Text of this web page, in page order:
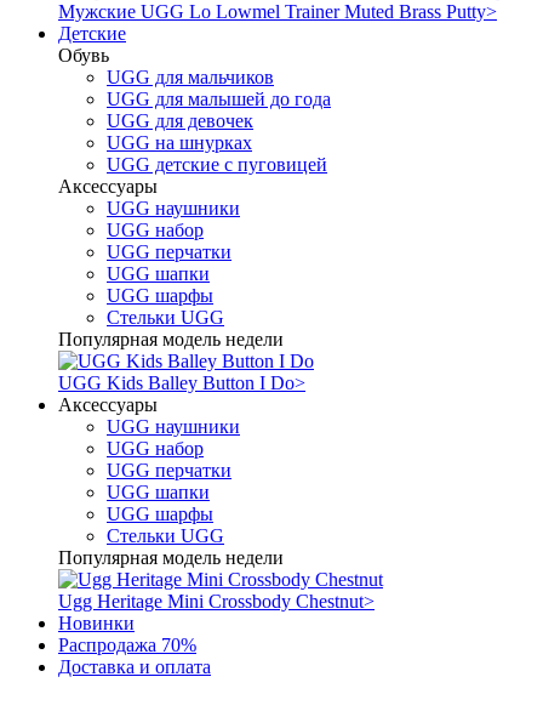
Мужские UGG Lo Lowmel Trainer Muted Brass Putty>
Детские
Обувь
UGG для мальчиков
UGG для малышей до года
UGG для девочек
UGG на шнурках
UGG детские с пуговицей
Аксессуары
UGG наушники
UGG набор
UGG перчатки
UGG шапки
UGG шарфы
Стельки UGG
Популярная модель недели
UGG Kids Balley Button I Do>
Аксессуары
UGG наушники
UGG набор
UGG перчатки
UGG шапки
UGG шарфы
Стельки UGG
Популярная модель недели
Ugg Heritage Mini Crossbody Chestnut>
Новинки
Распродажа 70%
Доставка и оплата